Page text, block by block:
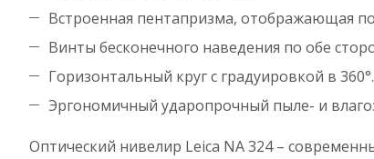
Встроенная пентапризма, отображающая
Винты бесконечного наведения по обе
Горизонтальный круг с градуировкой в 360°.
Эргономичный ударопрочный пыле- и
Оптический нивелир Leica NA 324 –